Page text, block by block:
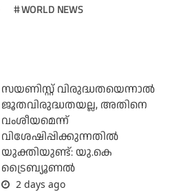
WORLD NEWS
സയണിസ്റ്റ് വിരുദ്ധതയെന്നാല്‍
ജൂതവിരുദ്ധതയല്ല, അതിനെ
വംശീയമെന്ന്
വിശേഷിപ്പിക്കുന്നതില്‍
യുക്തിയുണ്ട്: യു.കെ
ട്രൈബ്യൂണല്‍
2 days ago